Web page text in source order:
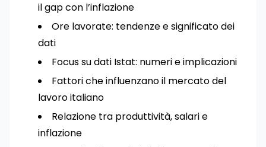
il gap con l’inflazione
Ore lavorate: tendenze e significato dei
dati
Focus su dati Istat: numeri e implicazioni
Fattori che influenzano il mercato del
lavoro italiano
Relazione tra produttività, salari e
inflazione